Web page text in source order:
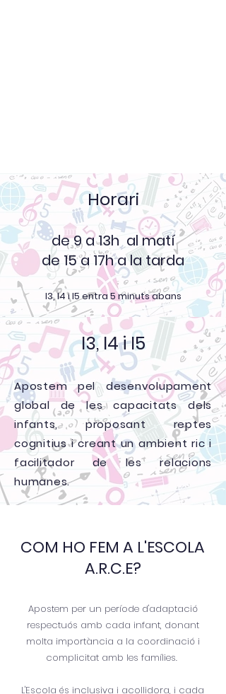
Horari
de 9 a 13h al matí
de 15 a 17h a la tarda
I3, I4 i I5 entra 5 minuts abans
I3, I4 i I5
Apostem pel desenvolupament
global de les capacitats dels
infants, proposant reptes
cognitius i creant un ambient ric i
facilitador de les relacions
humanes.
COM HO FEM A L'ESCOLA
A.R.C.E?
Apostem per un període d'adaptació
respectuós amb cada infant, donant
molta importància a la coordinació i
complicitat amb les famílies.
L'Escola és inclusiva i acollidora, i cada